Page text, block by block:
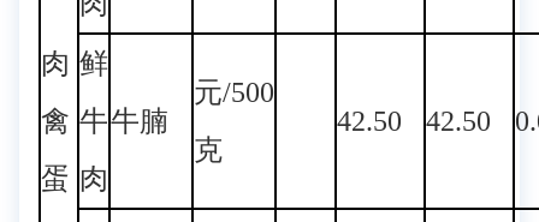
肉
禽
蛋
鲜
牛
肉
牛腩
元/500
克
42.50 42.50